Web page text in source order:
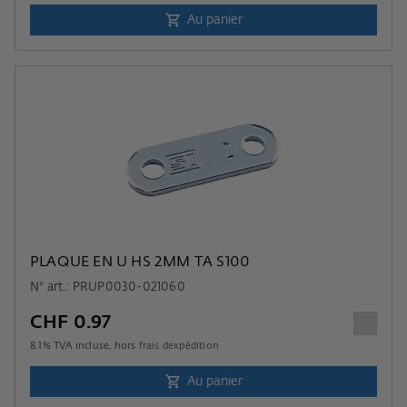
Au panier
PLAQUE EN U HS 2MM TA S100
N° art.: PRUP0030-021060
CHF 0.97
8.1 % TVA incluse, hors frais dexpédition
Au panier